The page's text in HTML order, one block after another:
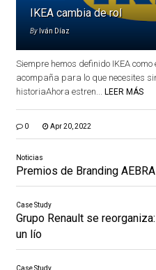
IKEA cambia de rol
By Iván Díaz
Siempre hemos definido IKEA
acompaña para lo que necesites
historiaAhora estren... LEER MÁS
0 Apr 20, 2022
Noticias
Premios de Branding
Case Study
Grupo Renault se
un lío
Case Study